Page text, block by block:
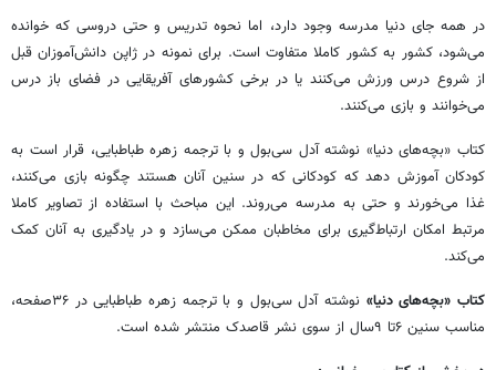
در همه جای دنیا مدرسه وجود دارد، اما نحوه تدریس و حتی دروسی که خوانده
می‌شود، کشور به کشور کاملا متفاوت است. برای نمونه در ژاپن دانش‌آموزان قبل
از شروع درس ورزش می‌کنند یا در برخی کشورهای آفریقایی در فضای باز درس
می‌خوانند و بازی می‌کنند.
کتاب «بچه‌های دنیا» نوشته آدل سی‌بول و با ترجمه زهره طباطبایی، قرار است به
کودکان آموزش دهد که کودکانی که در سنین آنان هستند چگونه بازی می‌کنند،
غذا می‌خورند و حتی به مدرسه می‌روند. این مباحث با استفاده از تصاویر کاملا
مرتبط امکان ارتباط‌گیری برای مخاطبان ممکن می‌سازد و در یادگیری به آنان کمک
می‌کند.
کتاب «بچه‌های دنیا»
نوشته آدل سی‌بول و با ترجمه زهره طباطبایی در ۳۶صفحه،
مناسب سنین ۶تا ۹سال از سوی نشر قاصدک منتشر شده است.